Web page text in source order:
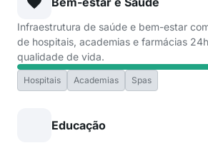
Infraestrutura de saúde e bem-estar
de hospitais, academias e farmácias
qualidade de vida.
Hospitais Academias Spas
Educação